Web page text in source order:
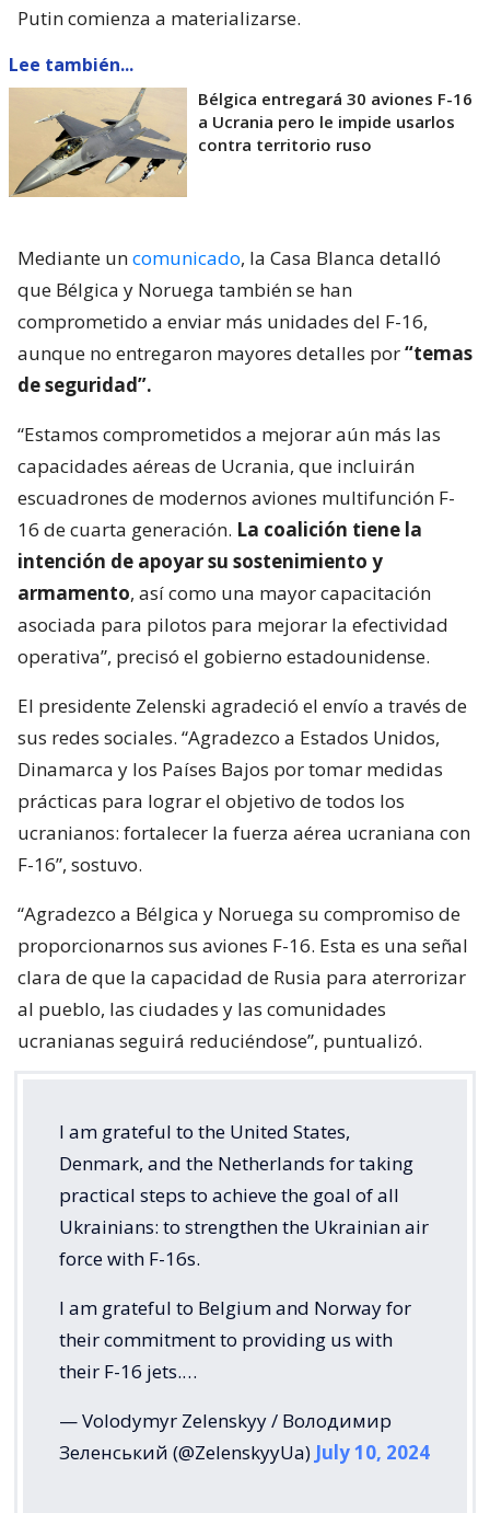
Putin comienza a materializarse.
Lee también...
Bélgica entregará 30 aviones F-16
a Ucrania pero le impide usarlos
contra territorio ruso
Mediante uncomunicado, la Casa Blanca detalló
que Bélgica y Noruega también se han
comprometido a enviar más unidades del F-16,
aunque no entregaron mayores detalles por“temas
de seguridad”.
“Estamos comprometidos a mejorar aún más las
capacidades aéreas de Ucrania, que incluirán
escuadrones de modernos aviones multifunción F-
16 de cuarta generación. La coalición tiene la
intención de apoyar su sostenimiento y
armamento, así como una mayor capacitación
asociada para pilotos para mejorar la efectividad
operativa”, precisó el gobierno estadounidense.
El presidente Zelenski agradeció el envío a través de
sus redes sociales. “Agradezco a Estados Unidos,
Dinamarca y los Países Bajos por tomar medidas
prácticas para lograr el objetivo de todos los
ucranianos: fortalecer la fuerza aérea ucraniana con
F-16”, sostuvo.
“Agradezco a Bélgica y Noruega su compromiso de
proporcionarnos sus aviones F-16. Esta es una señal
clara de que la capacidad de Rusia para aterrorizar
al pueblo, las ciudades y las comunidades
ucranianas seguirá reduciéndose”, puntualizó.
I am grateful to the United States,
Denmark, and the Netherlands for taking
practical steps to achieve the goal of all
Ukrainians: to strengthen the Ukrainian air
force with F-16s.
I am grateful to Belgium and Norway for
their commitment to providing us with
their F-16 jets.…
— Volodymyr Zelenskyy / Володимир
Зеленський (@ZelenskyyUa) July 10, 2024